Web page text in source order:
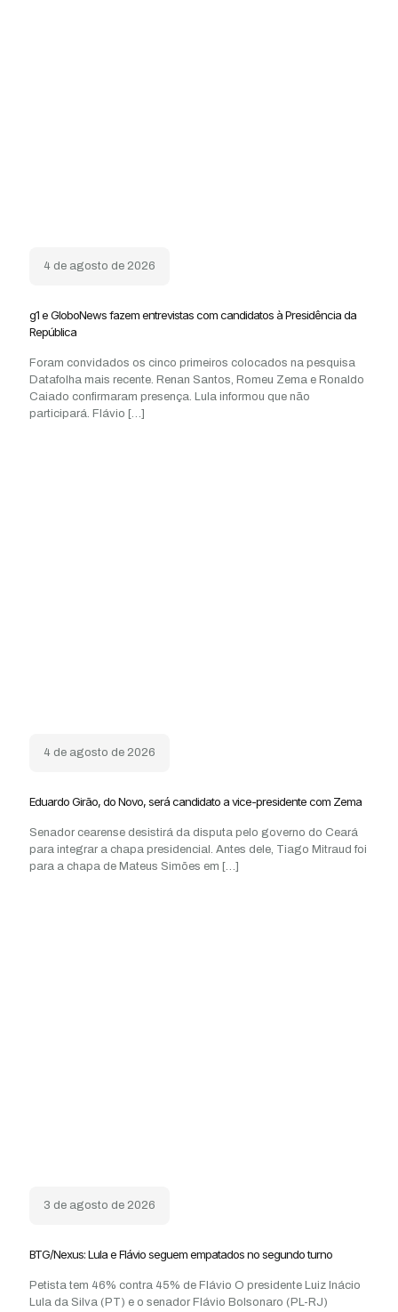
4 de agosto de 2026
g1 e GloboNews fazem entrevistas com candidatos à Presidência da
República
Foram convidados os cinco primeiros colocados na pesquisa
Datafolha mais recente. Renan Santos, Romeu Zema e Ronaldo
Caiado confirmaram presença. Lula informou que não
participará. Flávio […]
4 de agosto de 2026
Eduardo Girão, do Novo, será candidato a vice-presidente com Zema
Senador cearense desistirá da disputa pelo governo do Ceará
para integrar a chapa presidencial. Antes dele, Tiago Mitraud foi
para a chapa de Mateus Simões em […]
3 de agosto de 2026
BTG/Nexus: Lula e Flávio seguem empatados no segundo turno
Petista tem 46% contra 45% de Flávio O presidente Luiz Inácio
Lula da Silva (PT) e o senador Flávio Bolsonaro (PL-RJ)